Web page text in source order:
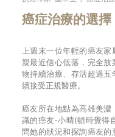
癌症治療的選擇
上週末一位年輕的癌友
親最近信心低落，完全
物持續治療、存活超過
續接受正規醫療。
癌友所在地點為高雄美
識的癌友-小晴(頓時覺得
問她的狀況和探詢癌友